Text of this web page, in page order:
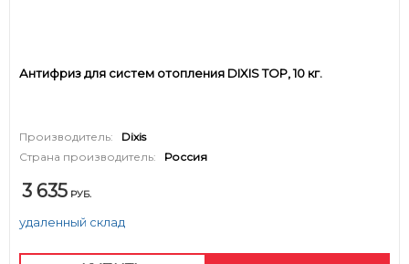
Антифриз для систем отопления DIXIS TOP, 10 кг.
Производитель:
Dixis
Страна производитель:
Россия
3 635 РУБ.
удаленный склад